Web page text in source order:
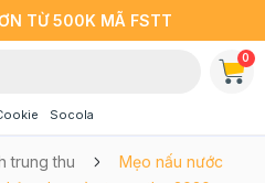
TỪ 500K MÃ FSTT
Socola
0
trung thu
Mẹo nấu nước